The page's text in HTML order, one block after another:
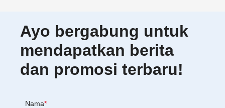
Ayo bergabung untuk
mendapatkan berita
dan promosi terbaru!
Nama*